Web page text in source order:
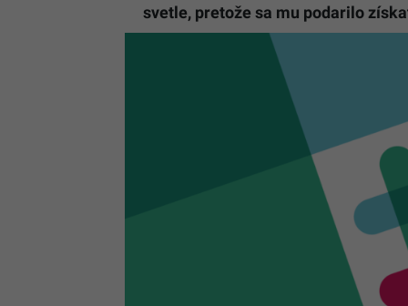
svetle, pretože sa mu podarilo